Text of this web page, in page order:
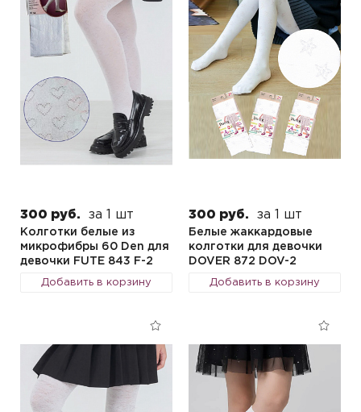
300 руб. за 1 шт
Колготки белые из
микрофибры 60 Den для
девочки FUTE 843 F-2
Добавить в корзину
300 руб. за 1 шт
Белые жаккардовые
колготки для девочки
DOVER 872 DOV-2
Добавить в корзину